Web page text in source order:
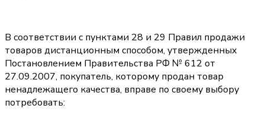
В соответствии с пунктами 28 и 29 Правил продажи
товаров дистанционным способом, утвержденных
Постановлением Правительства РФ № 612 от
27.09.2007, покупатель, которому продан товар
ненадлежащего качества, вправе по своему выбору
потребовать: